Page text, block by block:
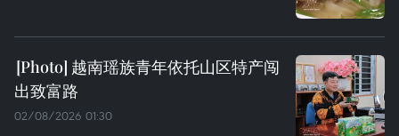
越南瑶族青年依托山区特产闯
出致富路
02/08/2026 01:30